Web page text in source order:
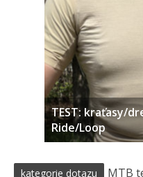
TEST: kraťasy/
Ride/Loop
kategorie dotazu MTB